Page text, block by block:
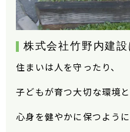
株式会社竹野内建設
住まいは人を守ったり、
子どもが育つ大切な環境と
心身を健やかに保つよう